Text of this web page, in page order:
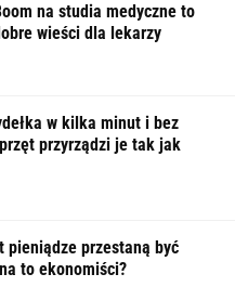
na studia medyczne to
wieści dla lekarzy
w kilka minut i bez
przyrządzi je tak jak
pieniądze przestaną być
to ekonomiści?